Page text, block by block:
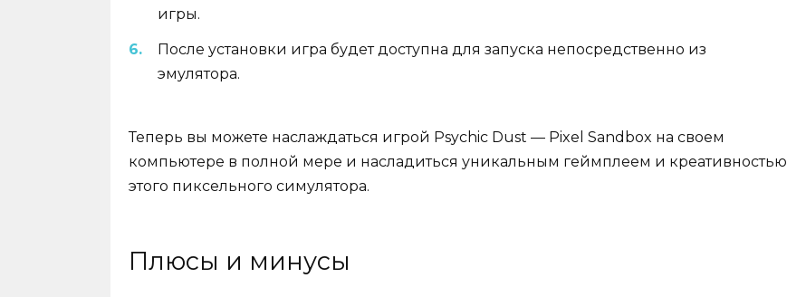
игры.
После установки игра будет доступна для запуска непосредственно из
эмулятора.
Теперь вы можете наслаждаться игрой Psychic Dust — Pixel Sandbox на своем
компьютере в полной мере и насладиться уникальным геймплеем и креативностью
этого пиксельного симулятора.
Плюсы и минусы